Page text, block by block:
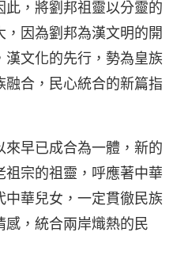
，將劉邦祖靈以分靈的
因為劉邦為漢文明的開
文化的先行，勢為皇族
合，民心統合的新篇指
早已成合為一體，新的
宗的祖靈，呼應著中華
華兒女，一定貫徹民族
，統合兩岸熾熱的民